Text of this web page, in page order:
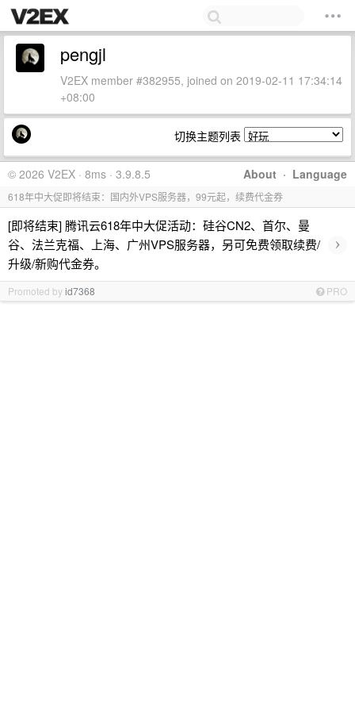
pengjl
V2EX member #382955, joined on 2019-02-11 17:34:14
+08:00
切换主题列表
About · Language
© 2026 V2EX · 8ms · 3.9.8.5
618年中大促即将结束：国内外VPS服务器，99元起，续费代金券
[即将结束] 腾讯云618年中大促活动：硅谷CN2、首尔、曼
谷、法兰克福、上海、广州VPS服务器，另可免费领取续费/
升级/新购代金券。
›
Promoted byid7368 PRO